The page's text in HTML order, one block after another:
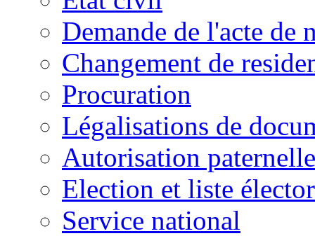
Demande de l'acte de
Changement de
Procuration
Légalisations de
Autorisation paternelle
Election et liste
Service national